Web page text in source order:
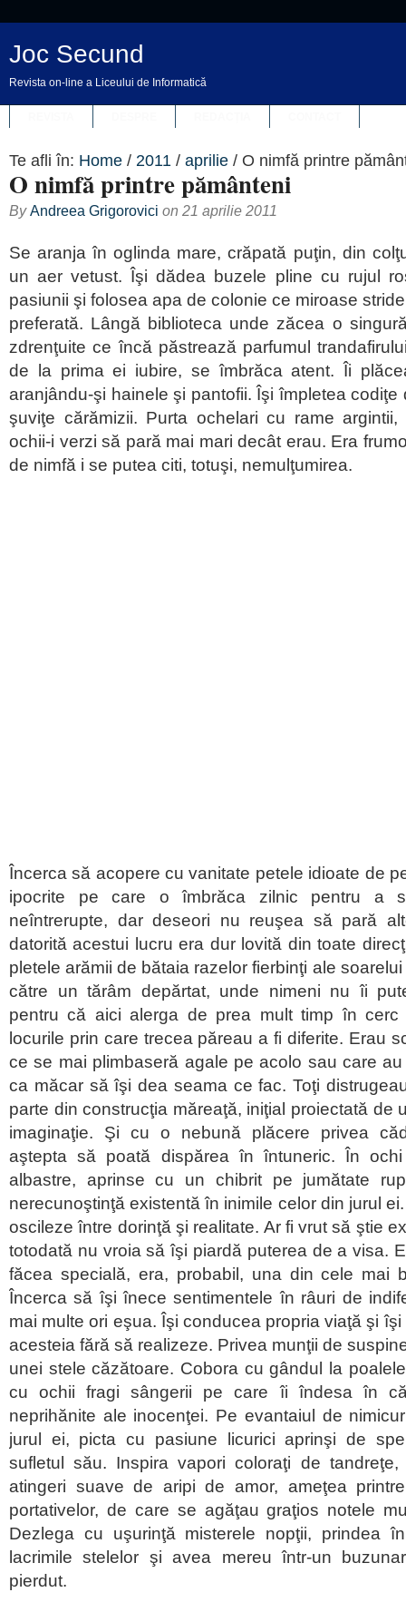
Joc Secund
Revista on-line a Liceului de Informatică
Te afli în: Home / 2011 / aprilie / O nimfă printre
O nimfă printre pământeni
ByAndreea Grigorovici on 21 aprilie 2011
Se aranja în oglinda mare, crăpată puţin, din
un aer vetust. Îşi dădea buzele pline cu rujul
pasiunii şi folosea apa de colonie ce miroase
preferată. Lângă biblioteca unde zăcea o
zdrenţuite ce încă păstrează parfumul
de la prima ei iubire, se îmbrăca atent. Îi
aranjându-şi hainele şi pantofii. Îşi împletea codiţe
şuviţe cărămizii. Purta ochelari cu rame
ochii-i verzi să pară mai mari decât erau. Era
de nimfă i se putea citi, totuşi, nemulţumirea.
Încerca să acopere cu vanitate petele idioate de
ipocrite pe care o îmbrăca zilnic pentru a
neîntrerupte, dar deseori nu reuşea să pară
datorită acestui lucru era dur lovită din toate
pletele arămii de bătaia razelor fierbinţi ale
către un tărâm depărtat, unde nimeni nu îi
pentru că aici alerga de prea mult timp în
locurile prin care trecea păreau a fi diferite. Erau
ce se mai plimbaseră agale pe acolo sau care
ca măcar să îşi dea seama ce fac. Toţi
parte din construcţia măreaţă, iniţial proiectată de
imaginaţie. Şi cu o nebună plăcere privea
aştepta să poată dispărea în întuneric. În
albastre, aprinse cu un chibrit pe jumătate
nerecunoştinţă existentă în inimile celor din jurul
oscileze între dorinţă şi realitate. Ar fi vrut să ştie
totodată nu vroia să îşi piardă puterea de a visa.
făcea specială, era, probabil, una din cele mai
Încerca să îşi înece sentimentele în râuri de
mai multe ori eşua. Îşi conducea propria viaţă şi
acesteia fără să realizeze. Privea munţii de
unei stele căzătoare. Cobora cu gândul la
cu ochii fragi sângerii pe care îi îndesa în
neprihănite ale inocenţei. Pe evantaiul de
jurul ei, picta cu pasiune licurici aprinşi de
sufletul său. Inspira vapori coloraţi de
atingeri suave de aripi de amor, ameţea
portativelor, de care se agăţau graţios notele
Dezlega cu uşurinţă misterele nopţii, prindea
lacrimile stelelor şi avea mereu într-un
pierdut.